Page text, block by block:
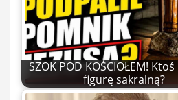
SZOK POD KOŚCIOŁEM!
figurę sakralną?